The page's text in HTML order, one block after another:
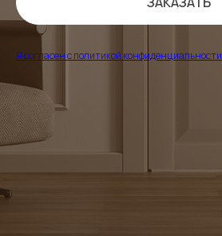
Я согласен с политикой конфиденциальности